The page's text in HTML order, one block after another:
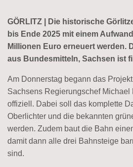
GÖRLITZ | Die historische
bis Ende 2025 mit einem
Millionen Euro erneuert werden.
aus Bundesmitteln, Sachsen ist
Am Donnerstag begann das
Sachsens Regierungschef Michael
offiziell. Dabei soll das komplette
Oberlichter und die bekannten
werden. Zudem baut die Bahn
damit dann alle drei Bahnsteige
sind.